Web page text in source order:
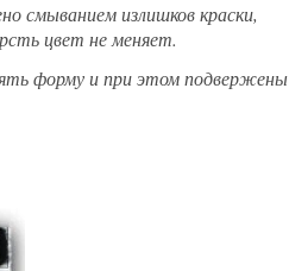
смыванием излишков краски,
цвет не меняет.
форму и при этом подвержены